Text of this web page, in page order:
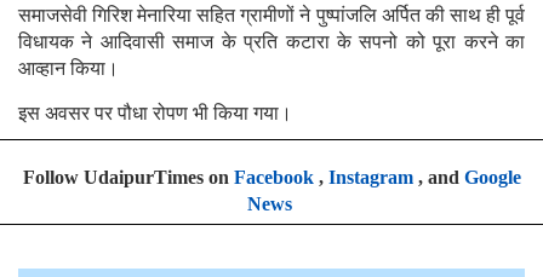
समाजसेवी गिरिश मेनारिया सहित ग्रामीणों ने पुष्पांजलि अर्पित की साथ ही पूर्व
विधायक ने आदिवासी समाज के प्रति कटारा के सपनो को पूरा करने का
आव्हान किया।
इस अवसर पर पौधा रोपण भी किया गया।
Follow UdaipurTimes on Facebook, Instagram, and Google
News